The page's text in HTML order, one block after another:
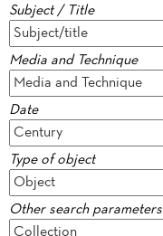
Subject / Title
Media and Technique
Date
Type of object
Other search parameters